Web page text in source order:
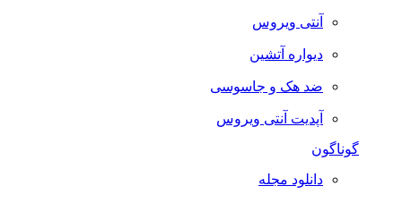
آنتی ویروس
دیواره آتشین
ضد هک و جاسوسی
آپدیت آنتی ویروس
گوناگون
دانلود مجله